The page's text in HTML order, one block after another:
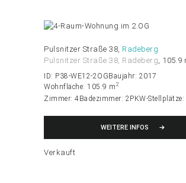
Pulsnitzer Straße 38 Radeberg
Pulsnitzer Straße 38, Radeberg 105.9
ID: P38-WE12-2OG Baujahr: 2017
Wohnfläche: 105.9 m 2
Zimmer: 4 Badezimmer: 2 PKW-Stellplätze:
WEITERE INFOS
Verkauft